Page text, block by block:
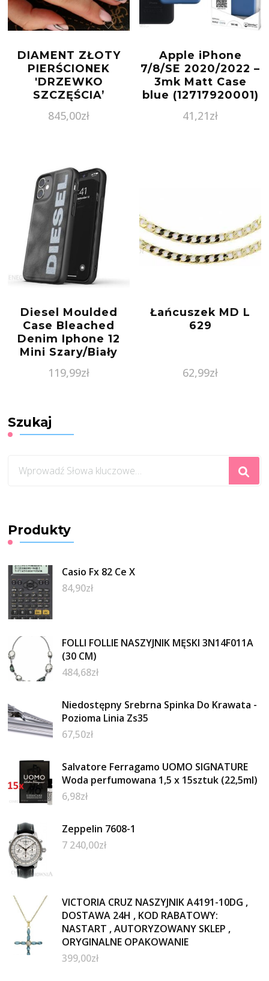
DIAMENT ZŁOTY
PIERŚCIONEK
'DRZEWKO
SZCZĘŚCIA’
845,00zł
Apple iPhone
7/8/SE 2020/2022 –
3mk Matt Case
blue (12717920001)
41,21zł
Diesel Moulded
Case Bleached
Denim Iphone 12
Mini Szary/Biały
119,99zł
Łańcuszek MD L
629
62,99zł
Szukaj
czegoś?
Produkty
Casio Fx 82 Ce X
84,90zł
FOLLI FOLLIE NASZYJNIK MĘSKI 3N14F011A
(30 CM)
484,68zł
Niedostępny Srebrna Spinka Do Krawata -
Pozioma Linia Zs35
67,50zł
Salvatore Ferragamo UOMO SIGNATURE
Woda perfumowana 1,5 x 15sztuk (22,5ml)
6,98zł
Zeppelin 7608-1
7 240,00zł
VICTORIA CRUZ NASZYJNIK A4191-10DG ,
DOSTAWA 24H , KOD RABATOWY:
NASTART , AUTORYZOWANY SKLEP ,
ORYGINALNE OPAKOWANIE
399,00zł